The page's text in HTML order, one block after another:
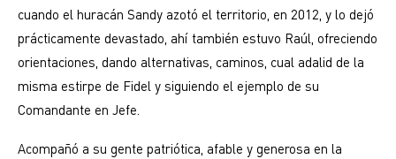
cuando el huracán Sandy azotó el territorio, en 2012, y lo dejó
prácticamente devastado, ahí también estuvo Raúl, ofreciendo
orientaciones, dando alternativas, caminos, cual adalid de la
misma estirpe de Fidel y siguiendo el ejemplo de su
Comandante en Jefe.
Acompañó a su gente patriótica, afable y generosa en la